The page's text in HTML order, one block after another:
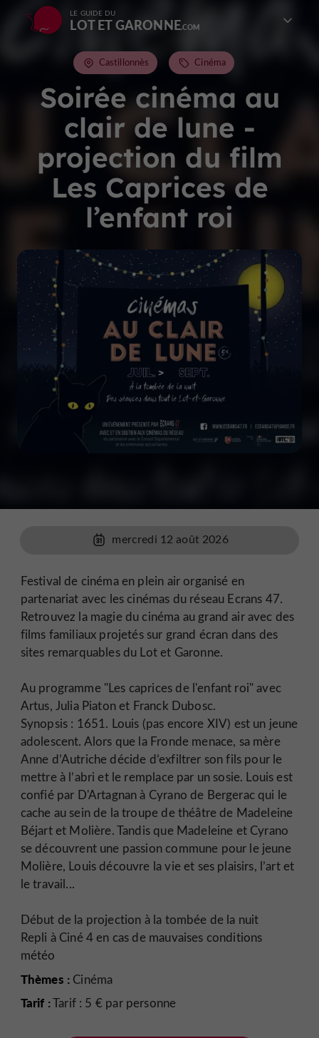
LE GUIDE DU
LOT ET GARONNE
Soirée cinéma au
clair de lune -
projection du film
Les Caprices de
l’enfant roi
Castillonnès Cinéma
mercredi 12 août 2026
Festival de cinéma en plein air organisé en
partenariat avec les cinémas du réseau Ecrans 47.
Retrouvez la magie du cinéma au grand air avec des
films familiaux projetés sur grand écran dans des
sites remarquables du Lot et Garonne.
Au programme "Les caprices de l'enfant roi" avec
Artus, Julia Piaton et Franck Dubosc.
Synopsis : 1651. Louis (pas encore XIV) est un jeune
adolescent. Alors que la Fronde menace, sa mère
Anne d’Autriche décide d’exfiltrer son fils pour le
mettre à l’abri et le remplace par un sosie. Louis est
confié par D'Artagnan à Cyrano de Bergerac qui le
cache au sein de la troupe de théâtre de Madeleine
Béjart et Molière. Tandis que Madeleine et Cyrano
se découvrent une passion commune pour le jeune
Molière, Louis découvre la vie et ses plaisirs, l’art et
le travail...
Début de la projection à la tombée de la nuit
Repli à Ciné 4 en cas de mauvaises conditions
météo
Thèmes : Cinéma
Tarif :Tarif : 5 € par personne